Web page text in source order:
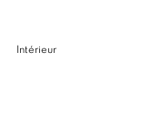
Intérieur